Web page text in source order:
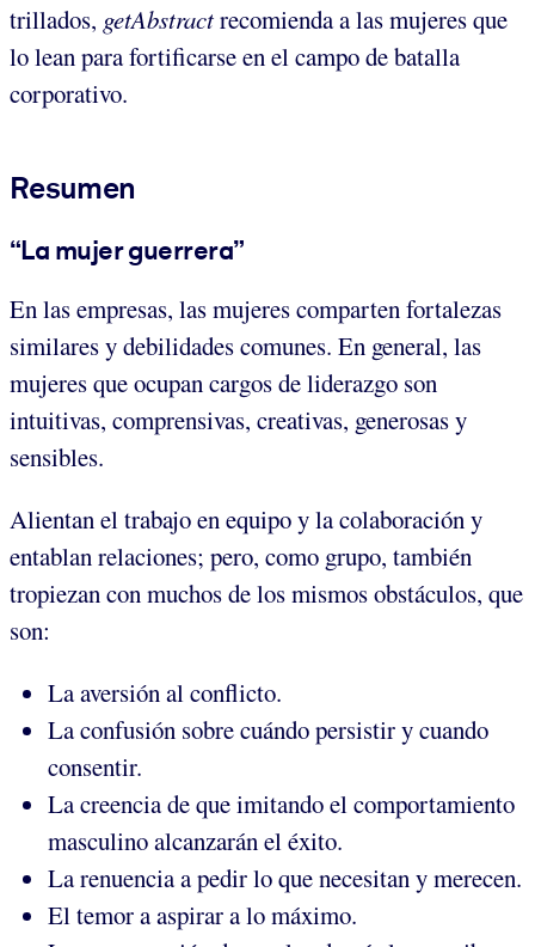
trillados, getAbstractrecomienda a las mujeres que
lo lean para fortificarse en el campo de batalla
corporativo.
Resumen
“La mujer guerrera”
En las empresas, las mujeres comparten fortalezas
similares y debilidades comunes. En general, las
mujeres que ocupan cargos de liderazgo son
intuitivas, comprensivas, creativas, generosas y
sensibles.
Alientan el trabajo en equipo y la colaboración y
entablan relaciones; pero, como grupo, también
tropiezan con muchos de los mismos obstáculos, que
son:
La aversión al conflicto.
La confusión sobre cuándo persistir y cuando
consentir.
La creencia de que imitando el comportamiento
masculino alcanzarán el éxito.
La renuencia a pedir lo que necesitan y merecen.
El temor a aspirar a lo máximo.